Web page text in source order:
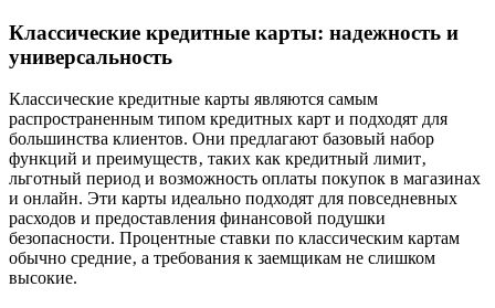
Классические кредитные карты: надежность и
универсальность
Классические кредитные карты являются самым
распространенным типом кредитных карт и подходят для
большинства клиентов. Они предлагают базовый набор
функций и преимуществ‚ таких как кредитный лимит‚
льготный период и возможность оплаты покупок в магазинах
и онлайн. Эти карты идеально подходят для повседневных
расходов и предоставления финансовой подушки
безопасности. Процентные ставки по классическим картам
обычно средние‚ а требования к заемщикам не слишком
высокие.